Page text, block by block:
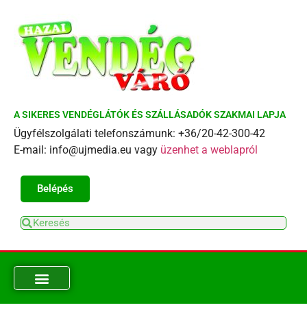
A SIKERES VENDÉGLÁTÓK ÉS SZÁLLÁSADÓK SZAKMAI LAPJA
Ügyfélszolgálati telefonszámunk: +36/20-42-300-42
E-mail: info@ujmedia.eu vagy üzenhet a weblapról
Belépés